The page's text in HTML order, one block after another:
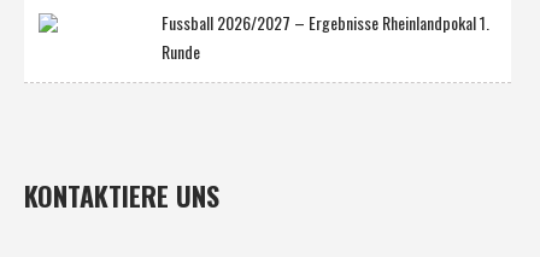
Fussball 2026/2027 – Ergebnisse Rheinlandpokal 1.
Runde
KONTAKTIERE UNS